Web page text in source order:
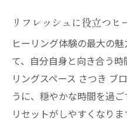
リフレッシュに役立つヒ
ヒーリング体験の最大の
て、自分自身と向き合う
リングスペース さつき ブ
うに、穏やかな時間を過
リセットがしやすくなりま